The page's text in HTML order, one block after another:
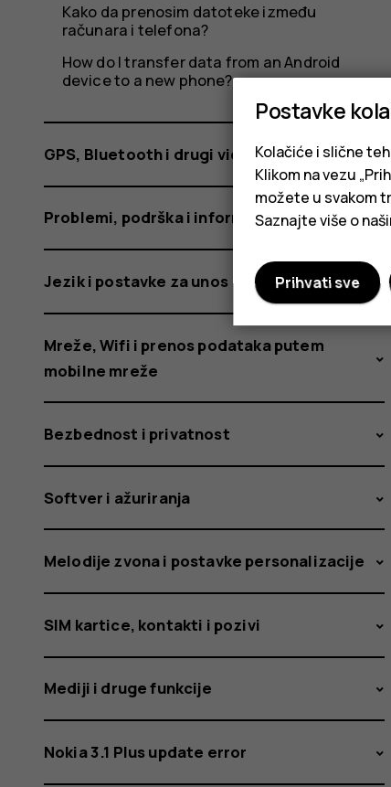
Kako da prenosim datoteke između
računara i telefona?
How do I transfer data from an Android
device to a new phone?
GPS, Bluetooth i drugi vidovi povezivanja
Problemi, podrška i informacije o uređaju
Jezik i postavke za unos
Mreže, Wifi i prenos podataka putem
mobilne mreže
Bezbednost i privatnost
Softver i ažuriranja
Melodije zvona i postavke personalizacije
SIM kartice, kontakti i pozivi
Mediji i druge funkcije
Nokia 3.1 Plus update error
Postavke
Kolačiće i slične
Klikom na vezu
možete u svakom
Saznajte više o
Prihvati sve